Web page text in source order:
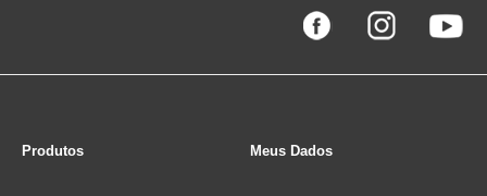
Produtos Meus Dados